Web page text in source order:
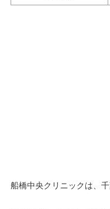
船橋中央クリニックは、